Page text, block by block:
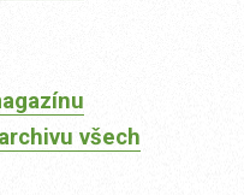
všech